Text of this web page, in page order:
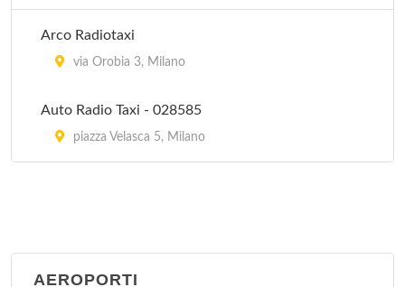
Arco Radiotaxi
via Orobia 3, Milano
Auto Radio Taxi - 028585
piazza Velasca 5, Milano
AEROPORTI